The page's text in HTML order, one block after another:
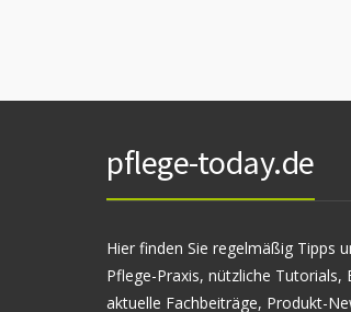
pflege-today.de
Hier finden Sie regelmäßig Tipps
Pflege-Praxis, nützliche Tutorials,
aktuelle Fachbeiträge, Produkt-